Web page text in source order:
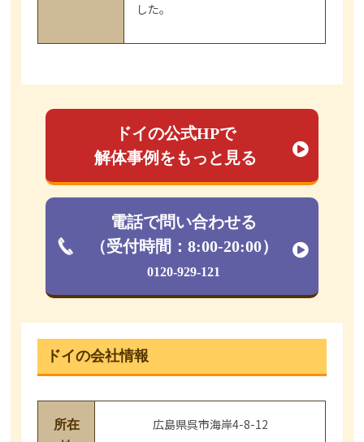
した。
ドイの公式HPで
解体事例をもっと見る
電話で問い合わせる
（受付時間：8:00-20:00）
0120-929-121
ドイの会社情報
所在
広島県呉市海岸4-8-12